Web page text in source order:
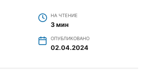
НА ЧТЕНИЕ
3 мин
ОПУБЛИКОВАНО
02.04.2024